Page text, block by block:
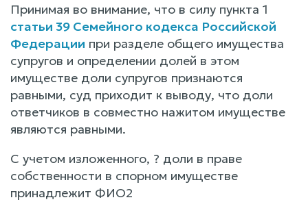
Принимая во внимание, что в силу пункта 1
статьи 39 Семейного кодекса Российской
Федерации при разделе общего имущества
супругов и определении долей в этом
имуществе доли супругов признаются
равными, суд приходит к выводу, что доли
ответчиков в совместно нажитом имуществе
являются равными.
С учетом изложенного, ? доли в праве
собственности в спорном имуществе
принадлежит ФИО2